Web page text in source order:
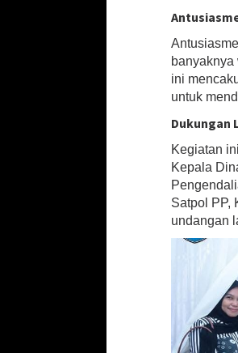
n
H
U
T
k
e
2
1
K
b
u
p
a
K
U
ini
untuk
Dukungan
Kegiatan
Kepala
Satpol PP,
undangan